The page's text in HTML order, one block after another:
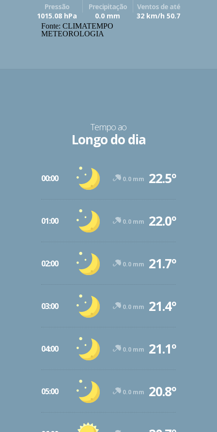
Pressão
1015.08 hPa
Precipitação
0.0 mm
Ventos de até
32 km/h 50.7
Fonte: CLIMATEMPO
METEOROLOGIA
Tempo ao
Longo do dia
00:00 0.0 mm 22.5º
01:00 0.0 mm 22.0º
02:00 0.0 mm 21.7º
03:00 0.0 mm 21.4º
04:00 0.0 mm 21.1º
05:00 0.0 mm 20.8º